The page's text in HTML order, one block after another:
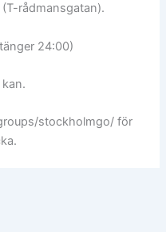
rådmansgatan).
24:00)
stockholmgo/ för